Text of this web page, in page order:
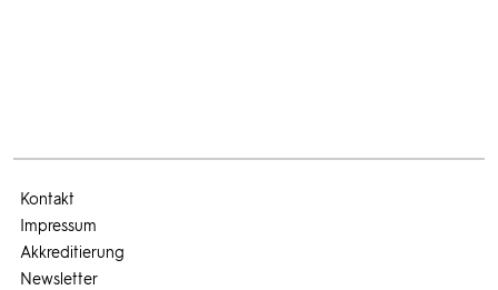
Kontakt
Impressum
Akkreditierung
Newsletter